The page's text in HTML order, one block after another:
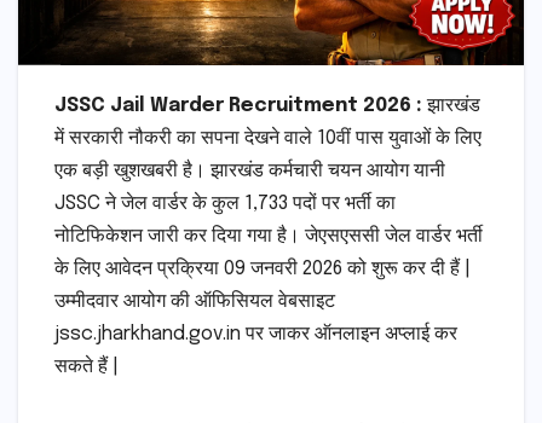
JSSC Jail Warder Recruitment 2026 : झारखंड
में सरकारी नौकरी का सपना देखने वाले 10वीं पास युवाओं के लिए
एक बड़ी खुशखबरी है। झारखंड कर्मचारी चयन आयोग यानी
JSSC ने जेल वार्डर के कुल 1,733 पदों पर भर्ती का
नोटिफिकेशन जारी कर दिया गया है। जेएसएससी जेल वार्डर भर्ती
के लिए आवेदन प्रक्रिया 09 जनवरी 2026 को शुरू कर दी हैं |
उम्मीदवार आयोग की ऑफिसियल वेबसाइट
jssc.jharkhand.gov.in पर जाकर ऑनलाइन अप्लाई कर
सकते हैं |